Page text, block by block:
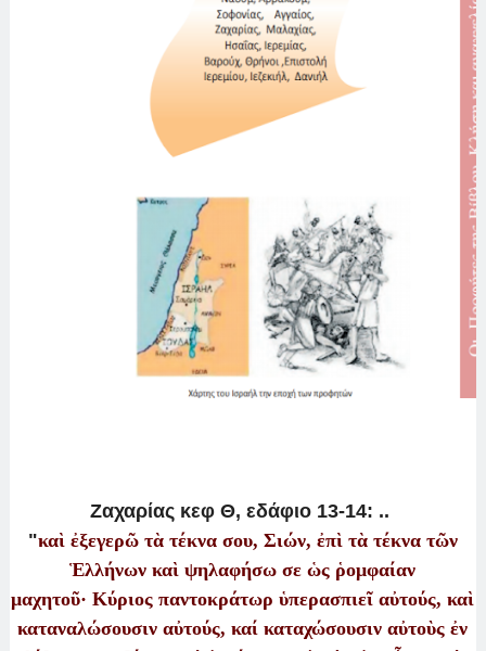
Ζαχαρίας κεφ Θ, εδάφιο 13-14: ..
"καὶ ἐξεγερῶ τὰ τέκνα σου, Σιών, ἐπὶ τὰ τέκνα τῶν
Ἑλλήνων καὶ ψηλαφήσω σε ὡς ῥομφαίαν
μαχητοῦ·Κύριος παντοκράτωρ ὑπερασπιεῖ αὐτούς, καὶ
καταναλώσουσιν αὐτούς, καί καταχώσουσιν αὐτοὺς ἐν